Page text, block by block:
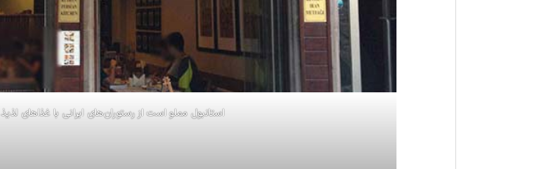
استانبول مملو است از رستوران‌های ایرانی با غذاهای لذیذ